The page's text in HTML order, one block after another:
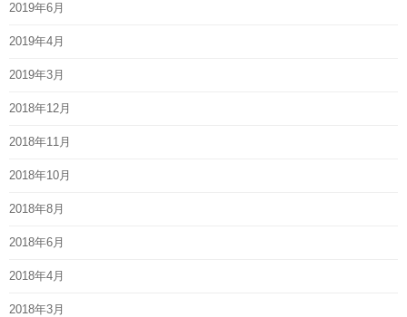
2019年6月
2019年4月
2019年3月
2018年12月
2018年11月
2018年10月
2018年8月
2018年6月
2018年4月
2018年3月